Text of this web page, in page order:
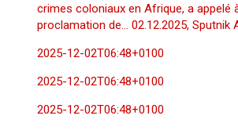
crimes coloniaux en Afrique, a appelé
proclamation de… 02.12.2025, Sputnik
2025-12-02T06:48+0100
2025-12-02T06:48+0100
2025-12-02T06:48+0100